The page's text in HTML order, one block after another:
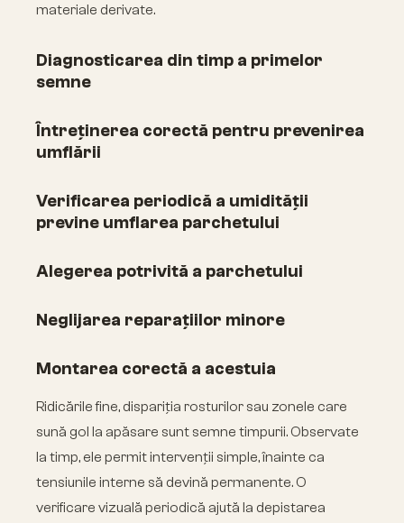
materiale derivate.
Diagnosticarea din timp a primelor
semne
Întreținerea corectă pentru prevenirea
umflării
Verificarea periodică a umidității
previne umflarea parchetului
Alegerea potrivită a parchetului
Neglijarea reparațiilor minore
Montarea corectă a acestuia
Ridicările fine, dispariția rosturilor sau zonele care
sună gol la apăsare sunt semne timpurii. Observate
la timp, ele permit intervenții simple, înainte ca
tensiunile interne să devină permanente. O
verificare vizuală periodică ajută la depistarea